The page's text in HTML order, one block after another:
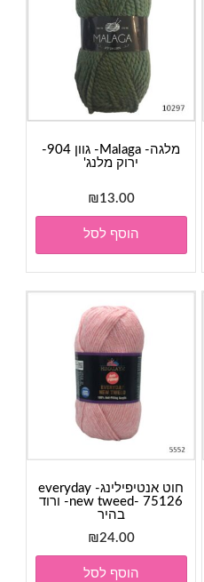
מלגה- Malaga- גוון 904-
ירוק מלנג'
₪13.00
הוסף לסל
חוט אנטיפילינג- everyday
new tweed- 75126- ורוד
בהיר
₪24.00
הוסף לסל